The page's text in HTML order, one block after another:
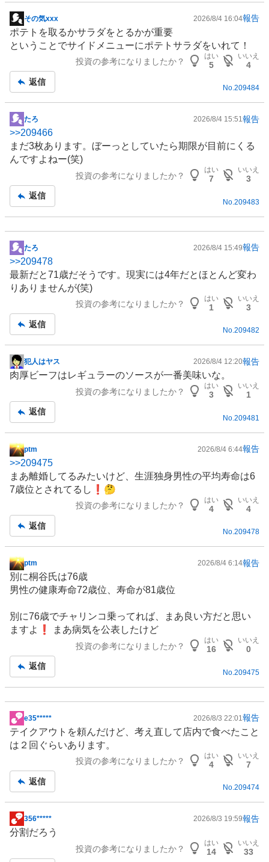
掲
示
板
その気xxx 2026/8/4 16:04報告
ポテトを取るかサラダをとるかが重要
ということでサイドメニューにポテトサラダをいれて！
投資の参考になりましたか？
はい
5
いいえ
4
返信
No.209484
掲
示
板
記
たろ 2026/8/4 15:51報告
>>209466
まだ3枚あります。ぼーっとしていたら期限が目前にくる
んですよねー(笑)
投資の参考になりましたか？
はい
7
いいえ
3
返信
No. 209483
掲
示
板
記
たろ 2026/8/4 15:49報告
>>209478
最新だと71歳だそうです。現実には4年だとほとんど変わ
りありませんが(笑)
投資の参考になりましたか？
はい
1
いいえ
3
返信
No.209482
掲
示
事
犯人はヤス 2026/8/4 12:20報告
肉厚ビーフはレギュラーのソースが一番美味いな。
投資の参考になりましたか？
はい
3
いいえ
1
返信
No. 209481
掲
示
板
記
ptm 2026/8/4 6:44報告
>>209475
まあ離婚してるみたいけど、生涯独身男性の平均寿命は6
7歳位とされてるし❗️🤔
投資の参考になりましたか？
はい
4
いいえ
4
返信
No.209478
掲
示
板
事
ptm 2026/8/4 6:14報告
別に桐谷氏は76歳
男性の健康寿命72歳位、寿命が81歳位
別に76歳でチャリンコ乗ってれば、まあ良い方だと思い
ますよ❗️ まあ病気を公表したけど
投資の参考になりましたか？
はい
16
いいえ
0
返信
No. 209475
掲
示
板
e35***** 2026/8/3 22:01 報告
テイクアウトを頼んだけど、考え直して店内で食べたこと
は２回ぐらいあります。
投資の参考になりましたか？
はい
4
いいえ
7
返信
No.209474
掲
示
356***** 2026/8/3 19:59報告
分割だろう
投資の参考になりましたか？
はい
14
いいえ
33